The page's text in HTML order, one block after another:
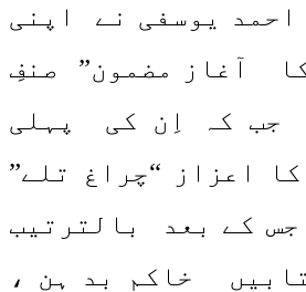
یوسفی نے اپنی
آغاز مضمون” صنفِ
جب کہ اِن کی پہلی
اعزاز “چراغ تلے”
جس کے بعد بالترتیب
خاکم بد ہن ،